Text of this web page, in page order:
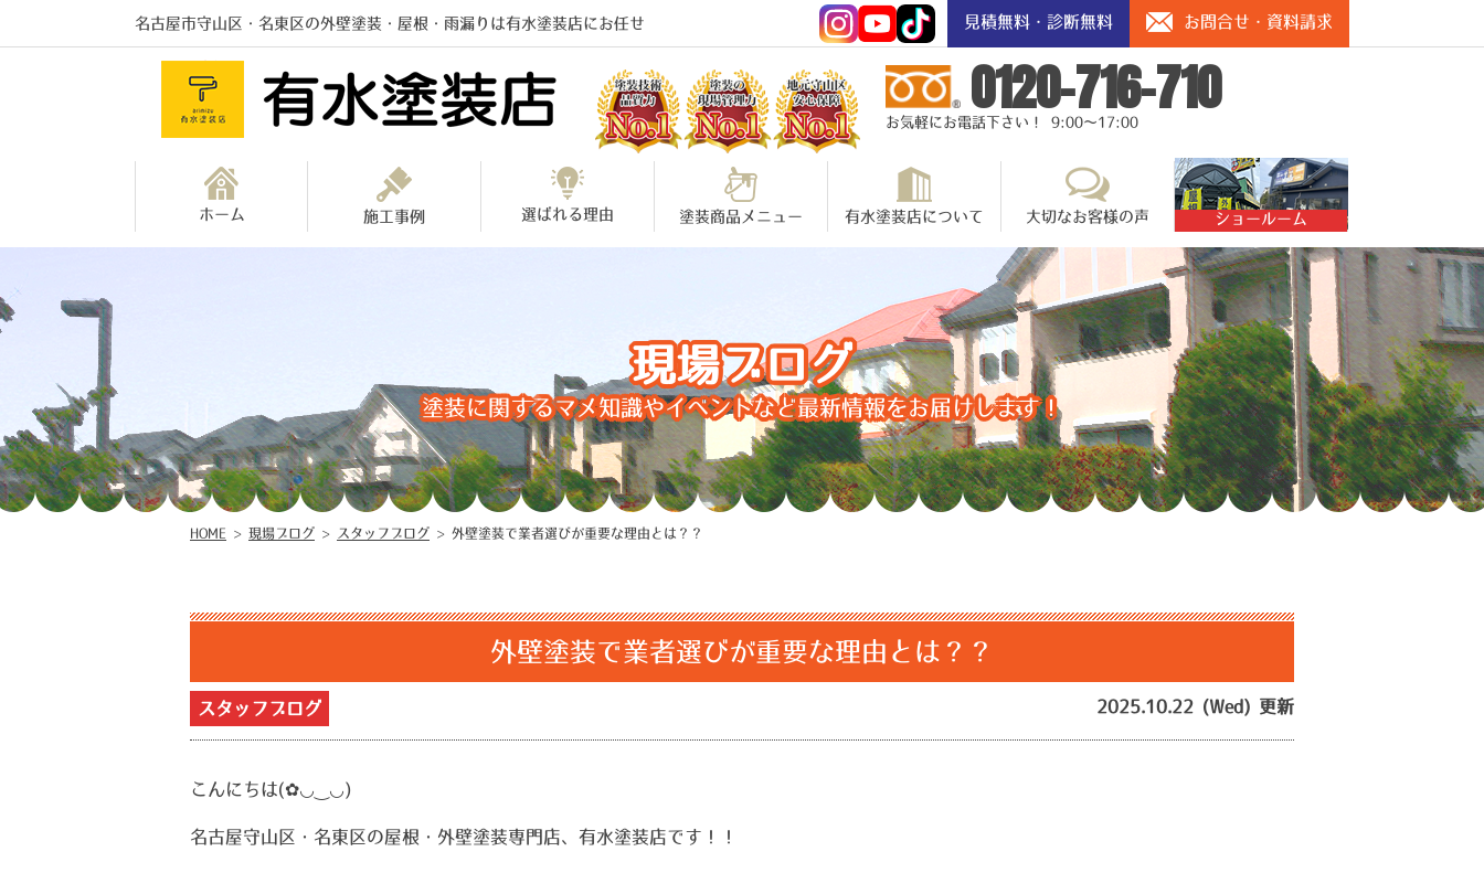
名古屋市守山区・名東区の外壁塗装・屋根・雨漏りは有水塗装店にお任せ 見積無料・診断無料 お問合せ・資料請求
0120-716-710
お気軽にお電話下さい！ 9:00～17:00
ホーム 施工事例 選ばれる理由 塗装商品メニュー 有水塗装店について 大切なお客様の声 ショールーム
現場ブログ
塗装に関するマメ知識やイベントなど最新情報をお届けします！
HOME > 現場ブログ > スタッフブログ > 外壁塗装で業者選びが重要な理由とは？？
外壁塗装で業者選びが重要な理由とは？？
スタッフブログ 2025.10.22 (Wed) 更新
こんにちは(✿◡‿◡)
名古屋守山区・名東区の屋根・外壁塗装専門店、有水塗装店です！！ ️